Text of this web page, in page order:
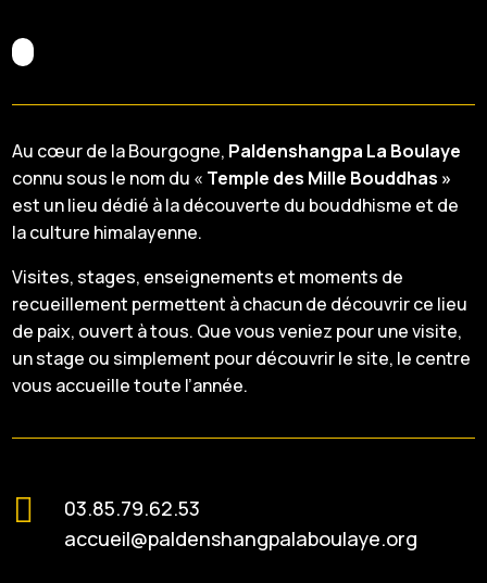
Au cœur de la Bourgogne, Paldenshangpa La Boulaye
connu sous le nom du « Temple des Mille Bouddhas »
est un lieu dédié à la découverte du bouddhisme et de
la culture himalayenne.
Visites, stages, enseignements et moments de
recueillement permettent à chacun de découvrir ce lieu
de paix, ouvert à tous. Que vous veniez pour une visite,
un stage ou simplement pour découvrir le site, le centre
vous accueille toute l’année.

03.85.79.62.53
accueil@paldenshangpalaboulaye.org